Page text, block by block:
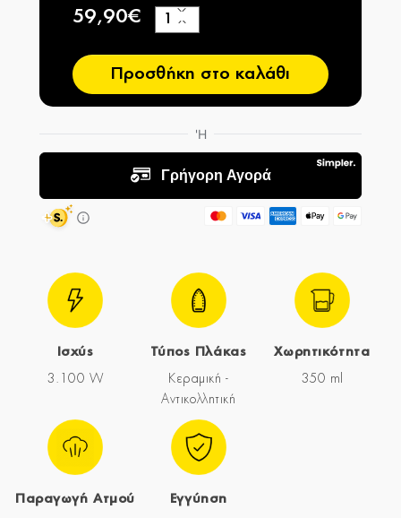
59,90€
−
+
Προσθήκη στο καλάθι
Ισχύς
3.100 W
Τύπος Πλάκας
Κεραμική -
Αντικολλητική
Χωρητικότητα
350 ml
Παραγωγή Ατμού Εγγύηση